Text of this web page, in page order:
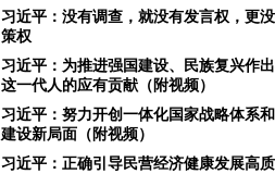
习近平：没有调查，就没有发言权，更
策权
习近平：为推进强国建设、民族复兴作
这一代人的应有贡献（附视频）
习近平：努力开创一体化国家战略体系
建设新局面（附视频）
习近平：正确引导民营经济健康发展高